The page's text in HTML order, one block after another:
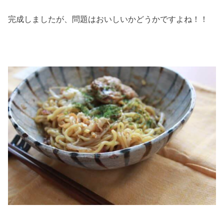
完成しましたが、問題はおいしいかどうかですよね！！